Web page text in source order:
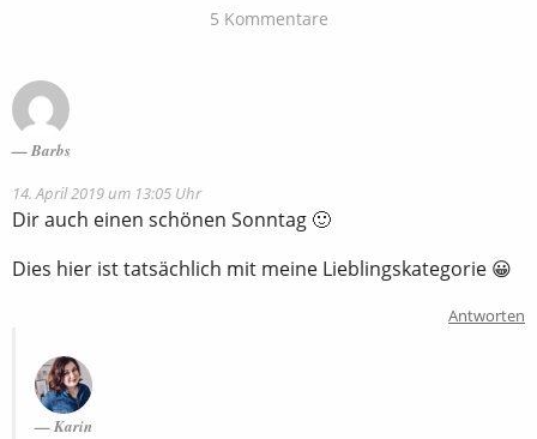
5 Kommentare
Barbs
14. April 2019 um 13:05 Uhr
Dir auch einen schönen Sonntag 🙂
Dies hier ist tatsächlich mit meine Lieblingskategorie 😀
Antworten
Karin